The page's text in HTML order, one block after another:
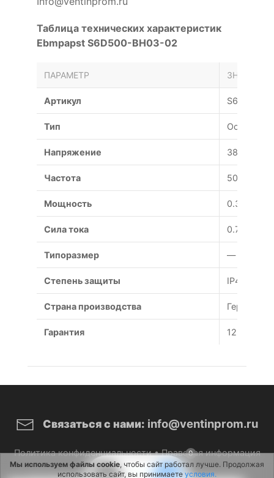
0
Таблица технических характеристик
Ebmpapst S6D500-BH03-02
ПАРАМЕТР ЗНАЧЕНИЕ
Артикул S6D500-
Тип Осевой
Напряжение 380 В
Частота 50 Гц
Мощность 0.32 Вт
Сила тока 0.75 А
Типоразмер — мм
Степень защиты IP44
Страна производства Германия
Гарантия 12
Связаться с нами: info@ventinprom.ru
Политика конфиденциальности•Правовая информация
Мы используем файлы cookie, чтобы сайт работал лучше. Продолжая
использовать сайт, вы принимаете условия.